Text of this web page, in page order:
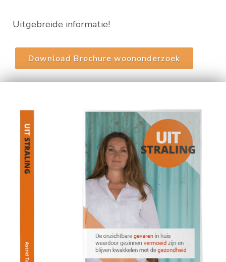
Uitgebreide informatie!
Download Brochure woononderzoek